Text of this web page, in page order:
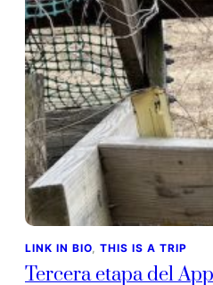
LINK IN BIO, THIS IS A TRIP
Tercera etapa del